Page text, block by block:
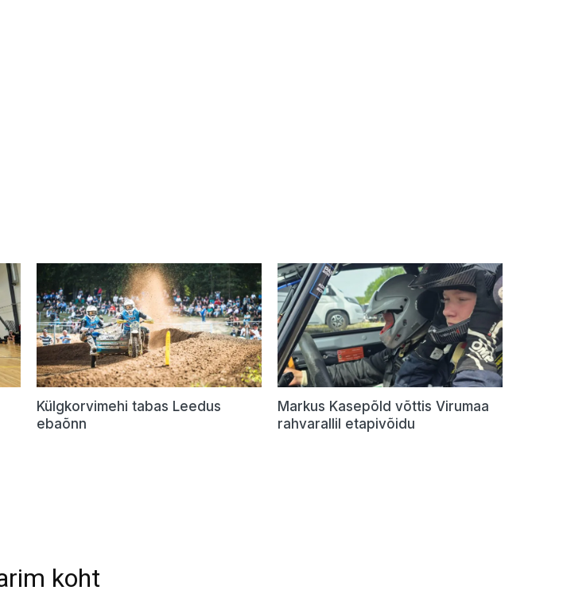
Külgkorvimehi tabas Leedus
ebaõnn
Markus Kasepõld võttis Virumaa
rahvarallil etapivõidu